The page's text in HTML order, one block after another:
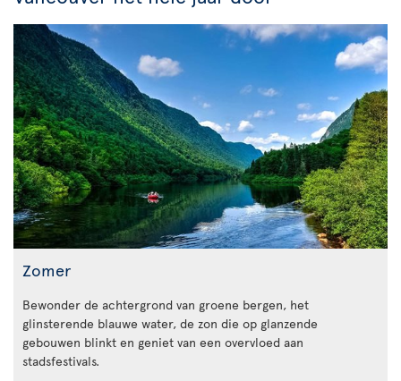
Zomer
Bewonder de achtergrond van groene bergen, het
glinsterende blauwe water, de zon die op glanzende
gebouwen blinkt en geniet van een overvloed aan
stadsfestivals.